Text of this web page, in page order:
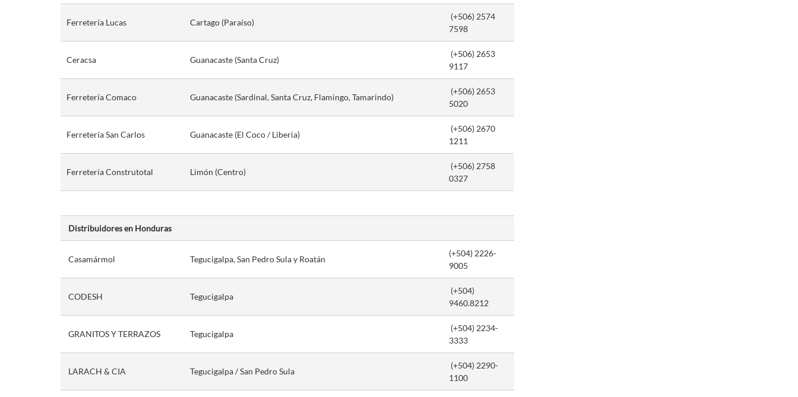
Ferretería Lucas Cartago (Paraíso)
(+506) 2574
7598
Ceracsa Guanacaste (Santa Cruz)
(+506) 2653
9117
Ferretería Comaco Guanacaste (Sardinal, Santa Cruz, Flamingo, Tamarindo)
(+506) 2653
5020
Ferretería San Carlos Guanacaste (El Coco / Liberia)
(+506) 2670
1211
Ferretería Construtotal Limón (Centro)
(+506) 2758
0327
Distribuidores en Honduras
Casamármol Tegucigalpa, San Pedro Sula y Roatán
(+504) 2226-
9005
CODESH Tegucigalpa
(+504)
9460.8212
GRANITOS Y TERRAZOS Tegucigalpa
(+504) 2234-
3333
LARACH & CIA Tegucigalpa / San Pedro Sula
(+504) 2290-
1100